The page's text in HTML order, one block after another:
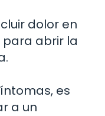
dolor en
abrir la
es
a un